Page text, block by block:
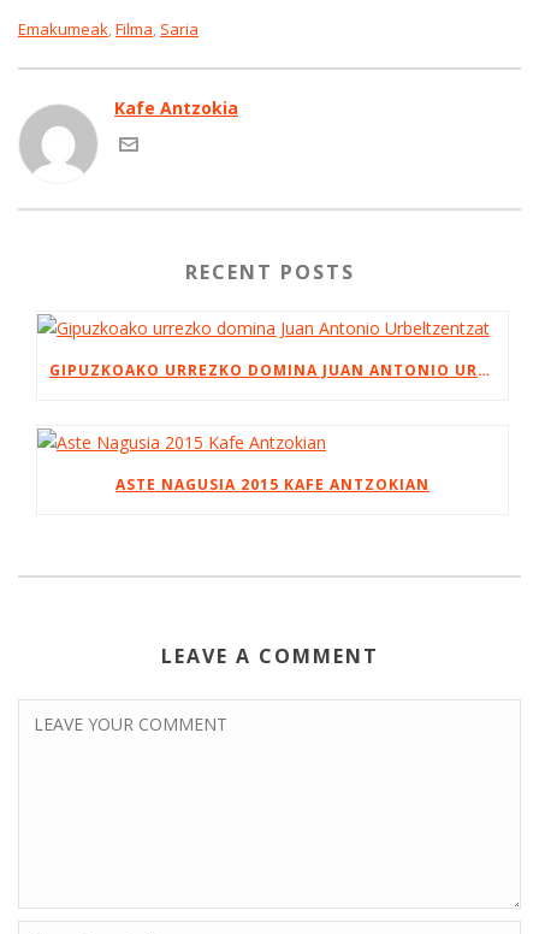
Emakumeak, Filma, Saria
Kafe Antzokia
RECENT POSTS
GIPUZKOAKO URREZKO DOMINA JUAN ANTONIO URBELTZENTZAT
ASTE NAGUSIA 2015 KAFE ANTZOKIAN
LEAVE A COMMENT